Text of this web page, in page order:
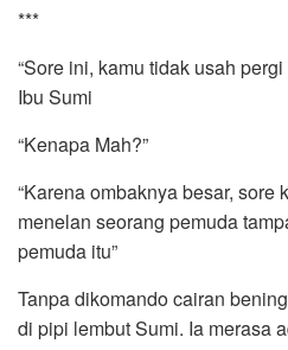
***
“Sore ini, kamu tidak usah
Ibu Sumi
“Kenapa Mah?”
“Karena ombaknya besar, sore
menelan seorang pemuda
pemuda itu”
Tanpa dikomando cairan
di pipi lembut Sumi. Ia merasa